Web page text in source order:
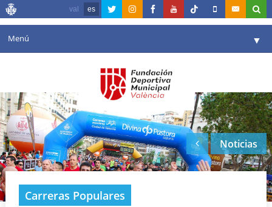
val es
Menú ▼
Agenda
Instalaciones ▼
Comunicación ▼
Valencia en deporte
Portal de Transparencia
Noticias
Carreras Populares